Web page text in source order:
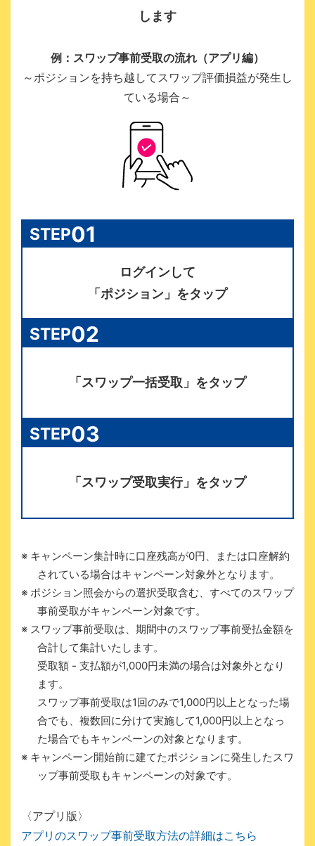
します
例：スワップ事前受取の流れ（アプリ編）
～ポジションを持ち越してスワップ評価損益が発生し
ている場合～
STEP01
ログインして
「ポジション」をタップ
STEP02
「スワップ一括受取」をタップ
STEP03
「スワップ受取実行」をタップ
※ キャンペーン集計時に口座残高が0円、または口座解約
されている場合はキャンペーン対象外となります。
※ ポジション照会からの選択受取含む、すべてのスワップ
事前受取がキャンペーン対象です。
※ スワップ事前受取は、期間中のスワップ事前受払金額を
合計して集計いたします。
受取額 - 支払額が1,000円未満の場合は対象外となり
ます。
スワップ事前受取は1回のみで1,000円以上となった場
合でも、複数回に分けて実施して1,000円以上となっ
た場合でもキャンペーンの対象となります。
※ キャンペーン開始前に建てたポジションに発生したスワ
ップ事前受取もキャンペーンの対象です。
〈アプリ版〉
アプリのスワップ事前受取方法の詳細はこちら